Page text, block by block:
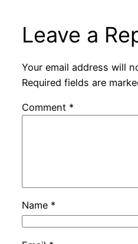
Leave a
Your email address will
Required fields are
Comment *
Name *